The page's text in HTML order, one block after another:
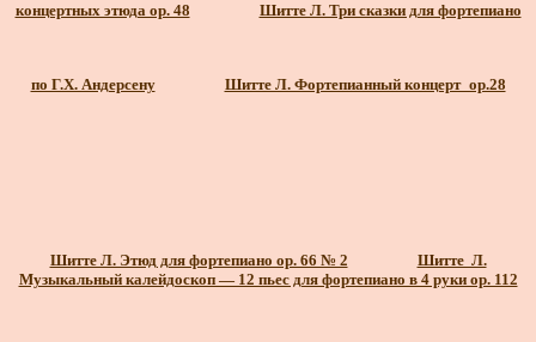
концертных этюда ор. 48 Шитте Л. Три сказки для фортепиано
по Г.Х. Андерсену Шитте Л. Фортепианный концерт_ор.28
Шитте Л. Этюд для фортепиано ор. 66 № 2
Шитте Л.
Музыкальный калейдоскоп — 12 пьес для фортепиано в 4 руки ор. 112